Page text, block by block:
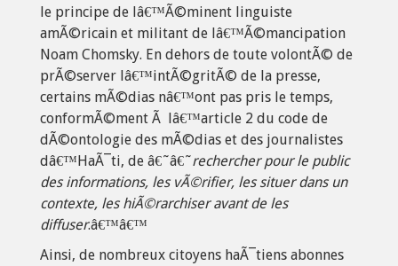
le principe de lâ€™Ã©minent linguiste
amÃ©ricain et militant de lâ€™Ã©mancipation
Noam Chomsky. En dehors de toute volontÃ© de
prÃ©server lâ€™intÃ©gritÃ© de la presse,
certains mÃ©dias nâ€™ont pas pris le temps,
conformÃ©ment Ã lâ€™article 2 du code de
dÃ©ontologie des mÃ©dias et des journalistes
dâ€™HaÃ¯ti, de â€˜â€˜rechercher pour le public
des informations, les vÃ©rifier, les situer dans un
contexte, les hiÃ©rarchiser avant de les
diffuser.â€™â€™
Ainsi, de nombreux citoyens haÃ¯tiens abonnes